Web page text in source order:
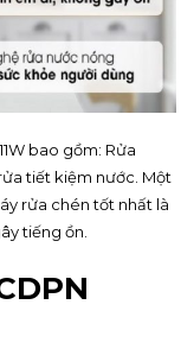
bao gồm: Rửa
tiết kiệm nước. Một
rửa chén tốt nhất là
tiếng ồn.